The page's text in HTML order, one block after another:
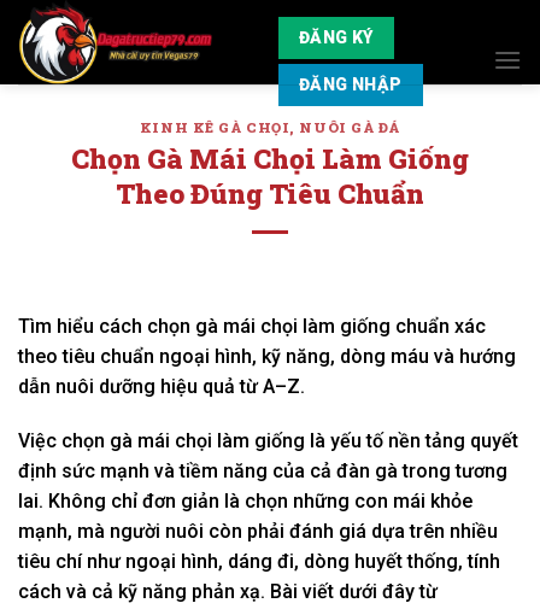
Skip
content
ĐĂNG KÝ
ĐĂNG NHẬP
KINH KÊ GÀ CHỌI, NUÔI GÀ ĐÁ
Chọn Gà Mái Chọi Làm Giống
Theo Đúng Tiêu Chuẩn
Tìm hiểu cách chọn gà mái chọi làm giống chuẩn xác
theo tiêu chuẩn ngoại hình, kỹ năng, dòng máu và hướng
dẫn nuôi dưỡng hiệu quả từ A–Z.
Việc chọn gà mái chọi làm giống là yếu tố nền tảng quyết
định sức mạnh và tiềm năng của cả đàn gà trong tương
lai. Không chỉ đơn giản là chọn những con mái khỏe
mạnh, mà người nuôi còn phải đánh giá dựa trên nhiều
tiêu chí như ngoại hình, dáng đi, dòng huyết thống, tính
cách và cả kỹ năng phản xạ. Bài viết dưới đây từ